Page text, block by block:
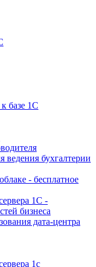
базе 1С
ведения бухгалтерии
- бесплатное
1С -
бизнеса
дата-центра
1с